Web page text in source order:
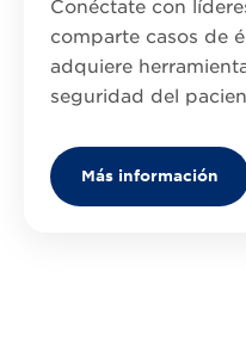
Conéctate con
comparte casos de
adquiere
seguridad del
Más información